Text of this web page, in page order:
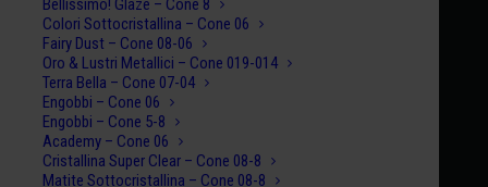
Bellissimo! Glaze – Cone 8
Colori Sottocristallina – Cone 06
Fairy Dust – Cone 08-06
Oro & Lustri Metallici – Cone 019-014
Terra Bella – Cone 07-04
Engobbi – Cone 06
Engobbi – Cone 5-8
Academy – Cone 06
Cristallina Super Clear – Cone 08-8
Matite Sottocristallina – Cone 08-8